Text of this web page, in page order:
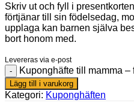
Skriv ut och fyll i
förtjänar till sin födelsedag,
upplaga kan barnen själva
bort honom med.
Levereras via e-post
Kuponghäfte till mamma –
Lägg till i varukorg
Kategori: Kuponghäften